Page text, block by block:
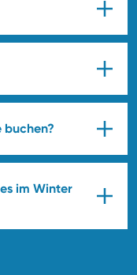
buchen?
im Winter